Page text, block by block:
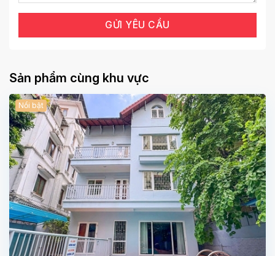
Sản phẩm cùng khu vực
Nổi bật